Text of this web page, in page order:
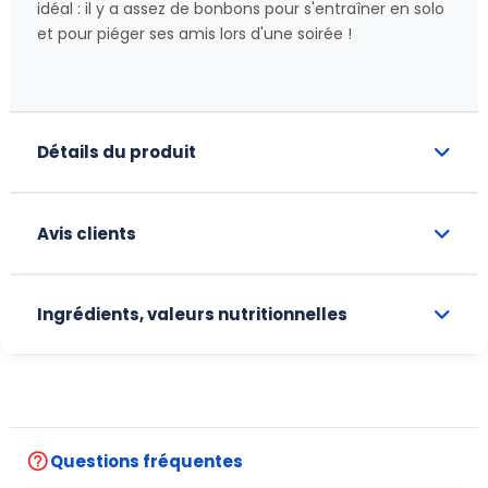
idéal : il y a assez de bonbons pour s'entraîner en solo
et pour piéger ses amis lors d'une soirée !
Détails du produit
Avis clients
Ingrédients, valeurs nutritionnelles
help_outlineQuestions fréquentes